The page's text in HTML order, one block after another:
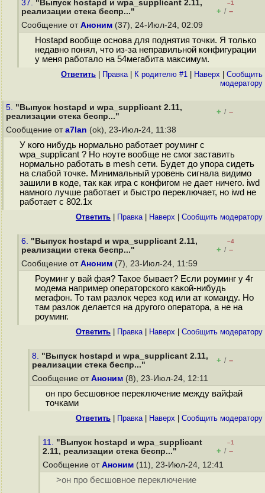
37. "Выпуск hostapd и wpa_supplicant 2.11,
реализации стека беспр..."
–1
+ / –
Сообщение от Аноним (37), 24-Июл-24, 02:09
Hostapd вообще основа для поднятия точки. Я только
недавно понял, что из-за неправильной конфигурации
у меня работало на 54мегабита максимум.
Ответить Правка| К родителю #1 Наверх
Cообщить
модератору
5. "Выпуск hostapd и wpa_supplicant 2.11,
реализации стека беспр..."
+ / –
Сообщение от a7lan (ok), 23-Июл-24, 11:38
У кого нибудь нормально работает роуминг с
wpa_supplicant ? Но ноуте вообще не смог заставить
нормально работать в mesh сети. Будет до упора сидеть
на слабой точке. Минимальный уровень сигнала видимо
зашили в коде, так как игра с конфигом не дает ничего. iwd
намного лучше работает и быстро переключает, но iwd не
работает с 802.1х
Ответить Правка| Наверх Cообщить модератору
6. "Выпуск hostapd и wpa_supplicant 2.11,
реализации стека беспр..."
–4
+ / –
Сообщение от Аноним (7), 23-Июл-24, 11:59
Роуминг у вай фая? Такое бывает? Если роуминг у 4г
модема например операторского какой-нибудь
мегафон. То там разлок через код или ат команду. Но
там разлок делается на другого оператора, а не на
роуминг.
Ответить Правка| Наверх Cообщить модератору
8. "Выпуск hostapd и wpa_supplicant 2.11,
реализации стека беспр..."
+ / –
Сообщение от Аноним (8), 23-Июл-24, 12:11
он про бесшовное переключение между вайфай
точками
Ответить Правка| Наверх Cообщить модератору
11. "Выпуск hostapd и wpa_supplicant
2.11, реализации стека беспр..."
–1
+ / –
Сообщение от Аноним (11), 23-Июл-24, 12:41
>он про бесшовное переключение